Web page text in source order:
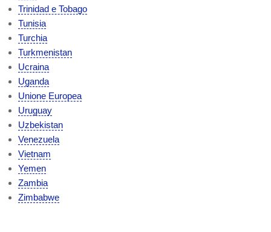
Trinidad e Tobago
Tunisia
Turchia
Turkmenistan
Ucraina
Uganda
Unione Europea
Uruguay
Uzbekistan
Venezuela
Vietnam
Yemen
Zambia
Zimbabwe